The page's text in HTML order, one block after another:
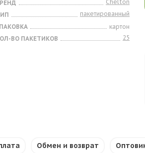
Chelton
пакетированный
картон
ВО ПАКЕТИКОВ
25
Обмен и возврат